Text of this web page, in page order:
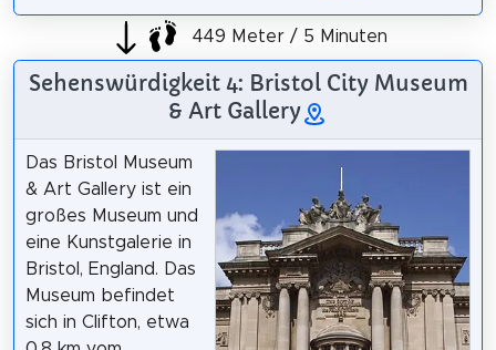
449 Meter / 5 Minuten
Sehenswürdigkeit 4: Bristol City Museum
& Art Gallery
Das Bristol Museum
& Art Gallery ist ein
großes Museum und
eine Kunstgalerie in
Bristol, England. Das
Museum befindet
sich in Clifton, etwa